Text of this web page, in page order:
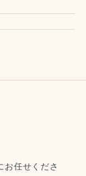
お任せくださ